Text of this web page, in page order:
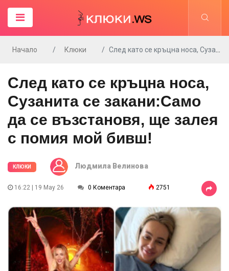
Начало Клюки След като се кръцна носа, Сузанита се закани:Само да се възстановя, ще залея с помия мой бивш!
След като се кръцна носа,
Сузанита се закани:Само
да се възстановя, ще залея
с помия мой бивш!
КЛЮКИ Людмила Велинова
16:22 | 19 May 26 0 Коментара 2751